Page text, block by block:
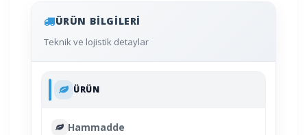
ÜRÜN BILGILERI
Teknik ve lojistik detaylar
ÜRÜN
Hammadde